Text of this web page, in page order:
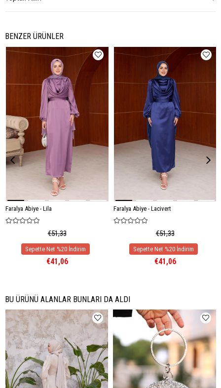
BENZER ÜRÜNLER
Faralya Abiye - Lila
€51,33
€41,06
Faralya Abiye - Lacivert
€51,33
€41,06
BU ÜRÜNÜ ALANLAR BUNLARI DA ALDI